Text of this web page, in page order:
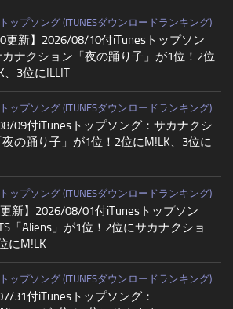
トップソング (ITUNESダウンロードランキング)
更新】2026/08/10付iTunesトップソン
ナクション「夜の踊り子」が1位！2位
、3位にILLIT
トップソング (ITUNESダウンロードランキング)
09付iTunesトップソング：サカナクシ
夜の踊り子」が1位！2位にM!LK、3位に
トップソング (ITUNESダウンロードランキング)
更新】2026/08/01付iTunesトップソン
「Aliens」が1位！2位にサカナクショ
にM!LK
トップソング (ITUNESダウンロードランキング)
31付iTunesトップソング：